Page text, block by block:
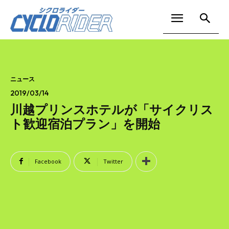
ニュース
2019/03/14
川越プリンスホテルが「サイクリス
ト歓迎宿泊プラン」を開始
Facebook Twitter